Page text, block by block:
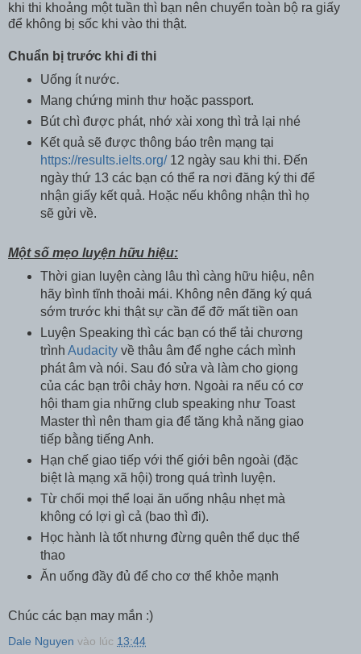
khi thi khoảng một tuần thì bạn nên chuyển toàn bộ ra giấy
để không bị sốc khi vào thi thật.
Chuẩn bị trước khi đi thi
Uống ít nước.
Mang chứng minh thư hoặc passport.
Bút chì được phát, nhớ xài xong thì trả lại nhé
Kết quả sẽ được thông báo trên mạng tại
https://results.ielts.org/12 ngày sau khi thi. Đến
ngày thứ 13 các bạn có thể ra nơi đăng ký thi để
nhận giấy kết quả. Hoặc nếu không nhận thì họ
sẽ gửi về.
Một số mẹo luyện hữu hiệu:
Thời gian luyện càng lâu thì càng hữu hiệu, nên
hãy bình tĩnh thoải mái. Không nên đăng ký quá
sớm trước khi thật sự cần để đỡ mất tiền oan
Luyện Speaking thì các bạn có thể tải chương
trình Audacityvề thâu âm để nghe cách mình
phát âm và nói. Sau đó sửa và làm cho giọng
của các bạn trôi chảy hơn. Ngoài ra nếu có cơ
hội tham gia những club speaking như Toast
Master thì nên tham gia để tăng khả năng giao
tiếp bằng tiếng Anh.
Hạn chế giao tiếp với thế giới bên ngoài (đặc
biệt là mạng xã hội) trong quá trình luyện.
Từ chối mọi thể loại ăn uống nhậu nhẹt mà
không có lợi gì cả (bao thì đi).
Học hành là tốt nhưng đừng quên thể dục thể
thao
Ăn uống đầy đủ để cho cơ thể khỏe mạnh
Chúc các bạn may mắn :)
Dale Nguyen vào lúc 13:44